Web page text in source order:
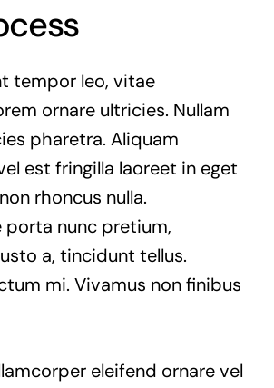
tempor leo, vitae
ornare ultricies. Nullam
pharetra. Aliquam
est fringilla laoreet in eget
rhoncus nulla.
porta nunc pretium,
a, tincidunt tellus.
mi. Vivamus non finibus
eleifend ornare vel